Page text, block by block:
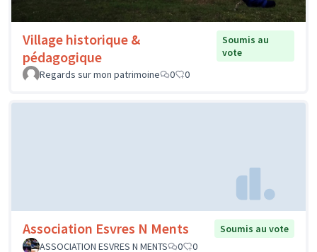
Village historique &
pédagogique
Soumis au
vote
Regards sur mon patrimoine
0 0
Association Esvres N Ments
Soumis au vote
ASSOCIATION ESVRES N MENTS
0 0